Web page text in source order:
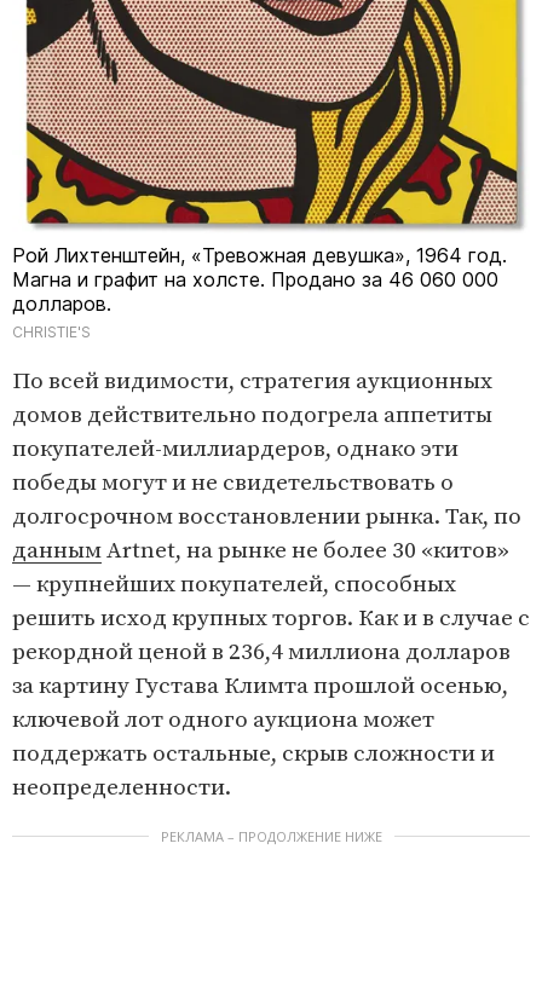
Рой Лихтенштейн, «Тревожная девушка», 1964 год.
Магна и графит на холсте. Продано за 46 060 000
долларов.
CHRISTIE'S
По всей видимости, стратегия аукционных
домов действительно подогрела аппетиты
покупателей-миллиардеров, однако эти
победы могут и не свидетельствовать о
долгосрочном восстановлении рынка. Так, по
даннымArtnet, на рынке не более 30 «китов»
— крупнейших покупателей, способных
решить исход крупных торгов. Как и в случае с
рекордной ценой в 236,4 миллиона долларов
за картину Густава Климта прошлой осенью,
ключевой лот одного аукциона может
поддержать остальные, скрыв сложности и
неопределенности.
РЕКЛАМА – ПРОДОЛЖЕНИЕ НИЖЕ